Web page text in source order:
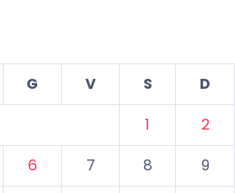
G V S
D
1
2
6 7 8
9